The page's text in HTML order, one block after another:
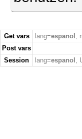
Get vars lang=espanol ,
Post vars
Session
lang=espanol ,